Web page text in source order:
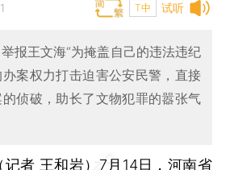
试听
T中
报王文海“为掩盖自己的违法违纪
案权力打击迫害公安民警，直接
侦破，助长了文物犯罪的嚣张气
记者 王和岩） 7月14日，河南省